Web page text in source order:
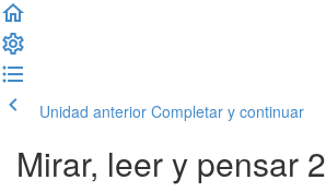
Unidad anterior Completar y continuar
Mirar, leer y pensar